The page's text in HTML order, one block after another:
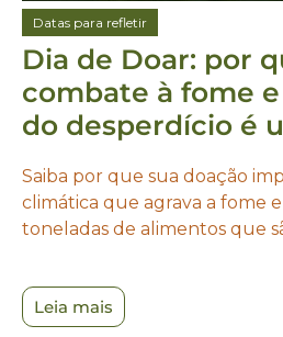
Datas para refletir
Dia de Doar: por
combate à fome
do desperdício é
Saiba por que sua doação
climática que agrava a fome
toneladas de alimentos que
Leia mais